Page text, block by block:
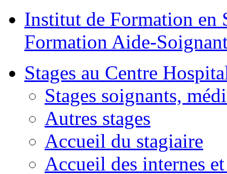
Institut de Formation
Formation Aide-
Stages au Centre
Stages soignants,
Autres stages
Accueil du stagiaire
Accueil des internes